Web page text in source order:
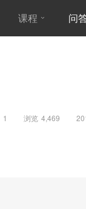
课程 问
1 浏览 4,469